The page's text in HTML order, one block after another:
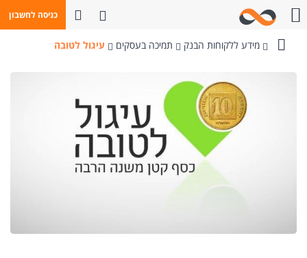
כניסה לחשבון
פתח חיפושחייגו אלינו
מידע ללקוחות הבנק תמיכה בעסקים עיגול לטובה